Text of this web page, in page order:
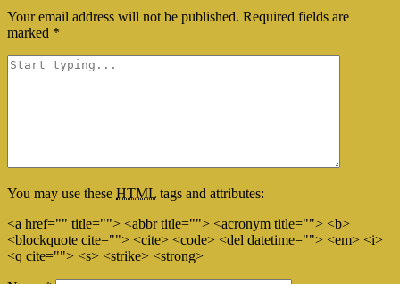
Your email address will not be published. Required fields are
marked *
You may use these HTML tags and attributes:
<a href="" title=""> <abbr title=""> <acronym title=""> <b>
<blockquote cite=""> <cite> <code> <del datetime=""> <em> <i>
<q cite=""> <s> <strike> <strong>